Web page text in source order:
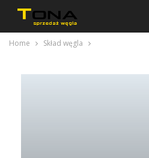
Home Skład węgla